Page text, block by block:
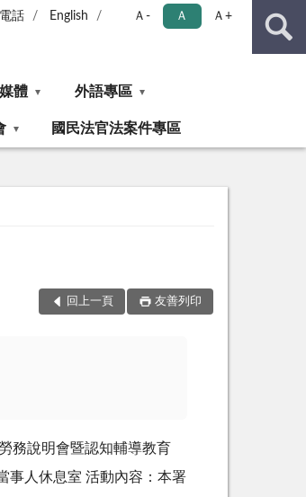
話 English Ａ- Ａ Ａ+
體 外語專區
國民法官法案件專區
回上一頁 友善列印
務說明會暨認知輔導教育
事人休息室 活動內容：本署